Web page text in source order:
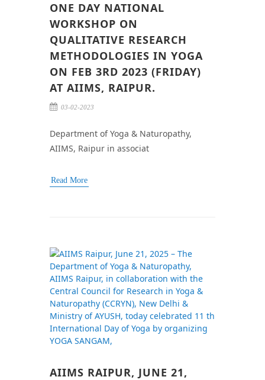
ONE DAY NATIONAL
WORKSHOP ON
QUALITATIVE RESEARCH
METHODOLOGIES IN YOGA
ON FEB 3RD 2023 (FRIDAY)
AT AIIMS, RAIPUR.
03-02-2023
Department of Yoga & Naturopathy,
AIIMS, Raipur in associat
Read More
AIIMS RAIPUR, JUNE 21,